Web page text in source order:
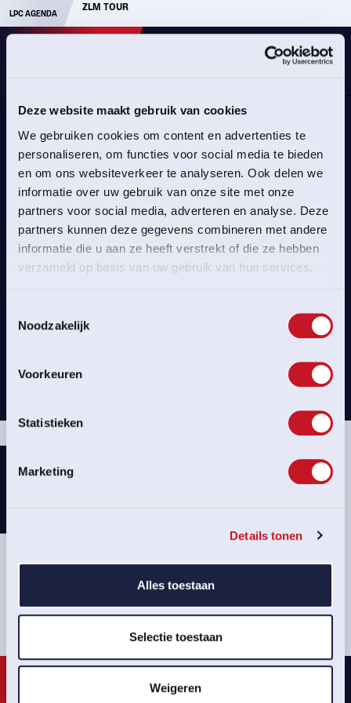
Deze website maakt gebruik van cookies
We gebruiken cookies om content en advertenties te
personaliseren, om functies voor social media te bieden
en om ons websiteverkeer te analyseren. Ook delen we
informatie over uw gebruik van onze site met onze
partners voor social media, adverteren en analyse. Deze
partners kunnen deze gegevens combineren met andere
informatie die u aan ze heeft verstrekt of die ze hebben
verzameld op basis van uw gebruik van hun services.
Noodzakelijk
Voorkeuren
Statistieken
Marketing
Details tonen
Alles toestaan
Selectie toestaan
Weigeren
LPC AGENDA
ZLM TOUR
WK BAANWIELRENNEN
EN
PAGINA NIET GEVONDEN
Helaas hebben we de pagina niet kunnen vinden.
TERUG NAAR HOME